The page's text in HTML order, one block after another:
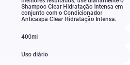
Shampoo Clear Hidratação Intensa em
conjunto com o Condicionador
Anticaspa Clear Hidratação Intensa.
400ml
Uso diário